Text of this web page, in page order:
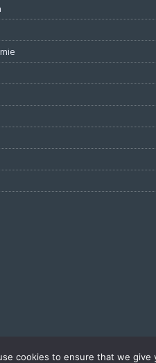
cookies to ensure that we